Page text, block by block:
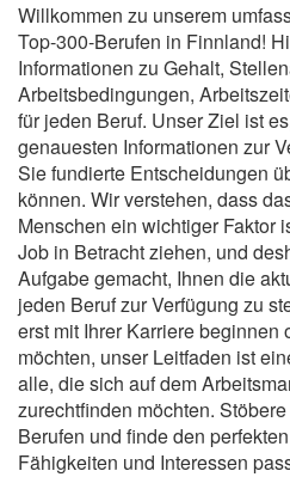
Willkommen zu unserem
Top-300-Berufen in Finnland!
Informationen zu Gehalt,
Arbeitsbedingungen,
für jeden Beruf. Unser Ziel ist
genauesten Informationen zur
Sie fundierte Entscheidungen
können. Wir verstehen, dass
Menschen ein wichtiger Faktor
Job in Betracht ziehen, und
Aufgabe gemacht, Ihnen die
jeden Beruf zur Verfügung zu
erst mit Ihrer Karriere beginnen
möchten, unser Leitfaden ist
alle, die sich auf dem
zurechtfinden möchten.
Berufen und finde den
Fähigkeiten und Interessen